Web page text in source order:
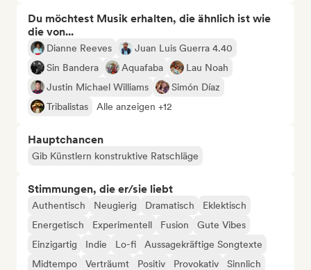
Du möchtest Musik erhalten, die ähnlich ist wie
die von...
Dianne Reeves
Juan Luis Guerra 4.40
Sin Bandera
Aquafaba
Lau Noah
Justin Michael Williams
Simón Díaz
Tribalistas
Alle anzeigen +12
Hauptchancen
Gib Künstlern konstruktive Ratschläge
Stimmungen, die er/sie liebt
Authentisch Neugierig Dramatisch
Eklektisch
Energetisch
Experimentell Fusion
Gute Vibes
Einzigartig
Indie Lo-fi
Aussagekräftige Songtexte
Midtempo
Verträumt Positiv Provokativ
Sinnlich